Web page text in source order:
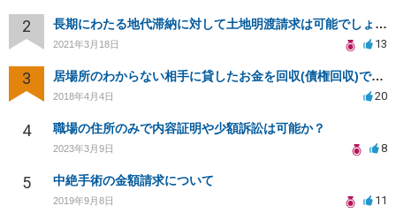
2 長期にわたる地代滞納に対して土地明渡請求は可能でしょうか？
2021年3月18日 13
3 居場所のわからない相手に貸したお金を回収(債権回収)できますか？
2018年4月4日 20
4 職場の住所のみで内容証明や少額訴訟は可能か？
2023年3月9日 8
5 中絶手術の金額請求について
2019年9月8日 11